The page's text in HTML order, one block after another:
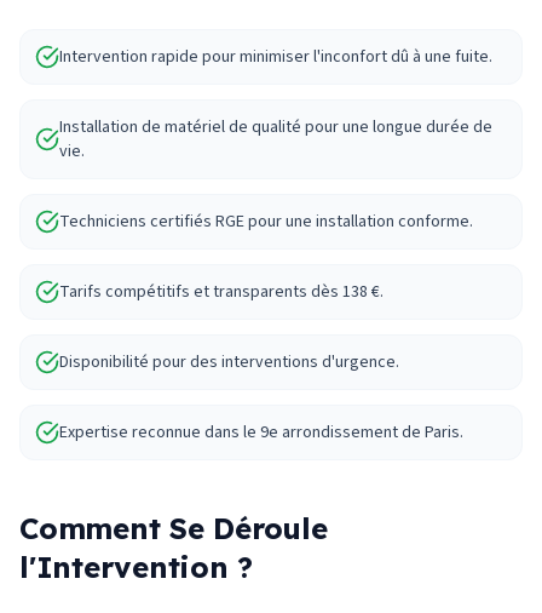
Intervention rapide pour minimiser l'inconfort dû à une fuite.
Installation de matériel de qualité pour une longue durée de
vie.
Techniciens certifiés RGE pour une installation conforme.
Tarifs compétitifs et transparents dès 138 €.
Disponibilité pour des interventions d'urgence.
Expertise reconnue dans le 9e arrondissement de Paris.
Comment Se Déroule
l'Intervention ?